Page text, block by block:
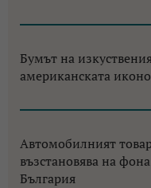
Бумът на
американската
Автомобилният
възстановява на
България